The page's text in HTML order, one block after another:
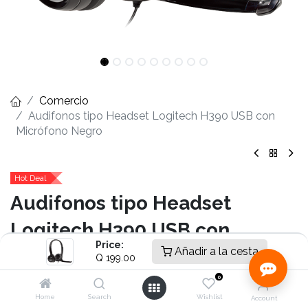
Price:
Q 199.00 Añadir a la cesta
Home Search
0
Wishlist Account
Comercio
Audifonos tipo Headset Logitech H390 USB con
Micrófono Negro
Hot Deal
Audifonos tipo Headset
Logitech H390 USB con
Micrófono Negro
- Sonido Estéreo
- Conexión USB-A 2.0